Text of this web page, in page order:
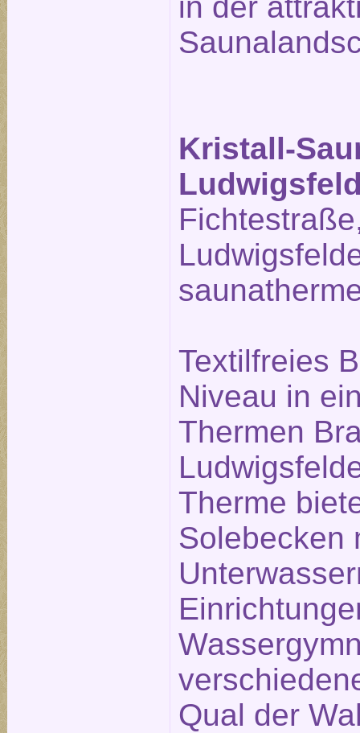
Kristall-
Textilfreies
Niveau in
Thermen
Therme
Solebecken
Qual der